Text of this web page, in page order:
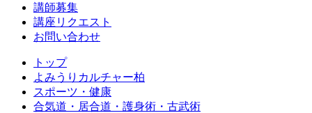
講師募集
講座リクエスト
お問い合わせ
トップ
よみうりカルチャー柏
スポーツ・健康
合気道・居合道・護身術・古武術